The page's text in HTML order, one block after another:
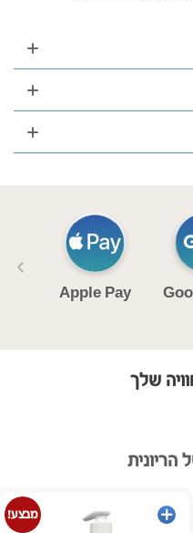
Apple Pay
שלך
הריונית
מבצע!
הוספה
לסל